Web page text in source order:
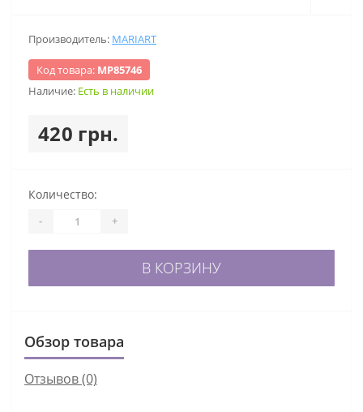
Производитель: MARIART
Код товара: МР85746
Наличие: Есть в наличии
420 грн.
Количество:
- +
В КОРЗИНУ
Обзор товара
Отзывов (0)